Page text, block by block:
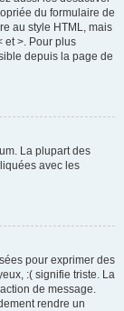
du formulaire de
au style HTML, mais
et >. Pour plus
depuis la page de
La plupart des
avec les
pour exprimer des
:( signifie triste. La
de message.
rendre un